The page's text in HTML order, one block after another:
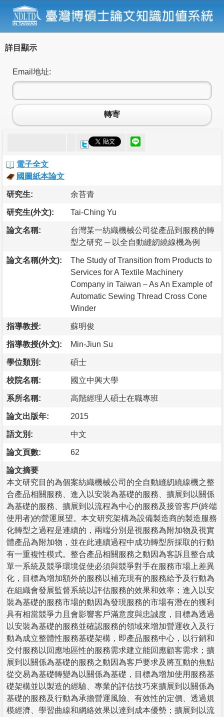
詳目顯示
Email地址:
轉寄
電子全文
國圖紙本論文
研究生: 余苔青
研究生(外文): Tai-Ching Yu
論文名稱:
台灣某一紡織機械公司從產品到服務的轉
型之研究 ─ 以全自動縫紉繞線機為例
論文名稱(外文):
The Study of Transition from Products to
Services for A Textile Machinery
Company in Taiwan – As An Example of
Automatic Sewing Thread Cross Cone
Winder
指導教授: 蘇明俊
指導教授(外文): Min-Jiun Su
學位類別: 碩士
校院名稱: 國立中興大學
系所名稱: 高階經理人碩士在職專班
論文出版年: 2015
語文別: 中文
論文頁數: 62
論文摘要
本文研究目的為個案紡織機械公司的全自動縫紉繞線機之整
合產品相關服務、進入以安裝為基礎的服務、擴展到以關係
為基礎的服務、擴展到以流程為中心的服務及接管客戶(終端
使用者)的營運展望。本文研究架構為設備製造商的製造服務
化轉型之過程是連續的，兩端分別是視服務為附加物及視實
體產品為附加物，並在此連續過程中成功轉型所採取的行動
有一重複性模式。整合產品相關服務之動因為客訴且整合成
單一系統及競爭環境促使必須與競爭對手在服務市場上差異
化，目標為增加額外的服務以補充現有的服務給予及行動為
在組織會發展監督系統以評估服務的效果和效率；進入以安
裝為基礎的服務市場的動因為發現服務的市場有潛在的獲利
具有相當競爭力且會影響客戶滿意度與忠誠度，目標為透過
以安裝為基礎的服務並確認服務的領域來增加營運收入及行
動為成立整體性服務基礎架構，即產品服務中心，以行銷和
交付服務以回應地區性的服務需求建立能回應顧客需求；擴
展到以關係為基礎的服務之動因為客戶要求及將互動的焦點
從交易為基礎轉變為以關係為基礎，目標為增加使用服務基
礎架構並以製造的經驗、專業的評估技巧來擴展到以關係為
基礎的服務及行動為承擔營運風險、有效性的定價、透過規
模經濟、學習曲線和網絡效果以達到成本優勢；擴展到以流